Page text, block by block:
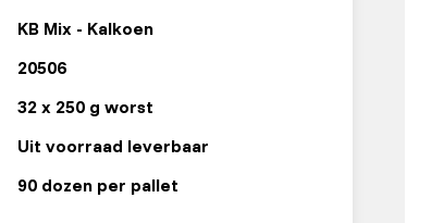
KB Mix - Kalkoen
20506
32 x 250 g worst
Uit voorraad leverbaar
90 dozen per pallet